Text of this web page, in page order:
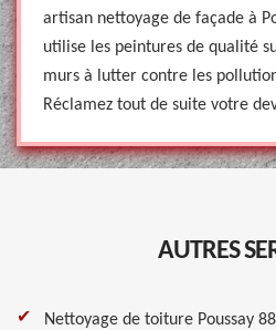
artisan nettoyage de façade à
utilise les peintures de qualité
murs à lutter contre les
Réclamez tout de suite votre
AUTRES
Nettoyage de toiture Poussay